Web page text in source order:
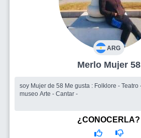
ARG
Merlo Mujer 58
soy Mujer de 58 Me gusta : Folklore - Teatro - Stand up - Expo o
museo Arte - Cantar -
¿CONOCERLA?